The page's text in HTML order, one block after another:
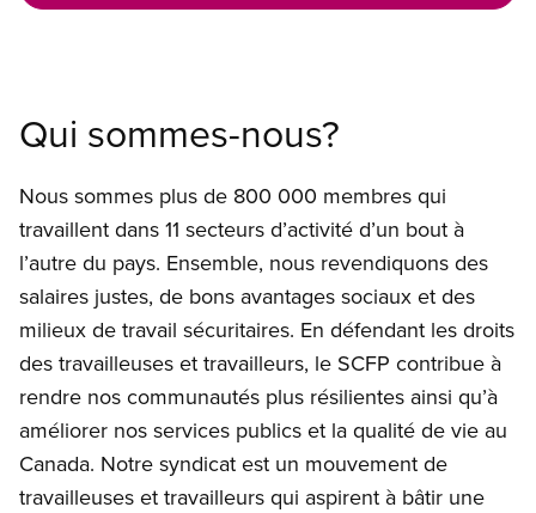
Qui sommes-nous?
Nous sommes plus de 800 000 membres qui
travaillent dans 11 secteurs d’activité d’un bout à
l’autre du pays. Ensemble, nous revendiquons des
salaires justes, de bons avantages sociaux et des
milieux de travail sécuritaires. En défendant les droits
des travailleuses et travailleurs, le SCFP contribue à
rendre nos communautés plus résilientes ainsi qu’à
améliorer nos services publics et la qualité de vie au
Canada. Notre syndicat est un mouvement de
travailleuses et travailleurs qui aspirent à bâtir une